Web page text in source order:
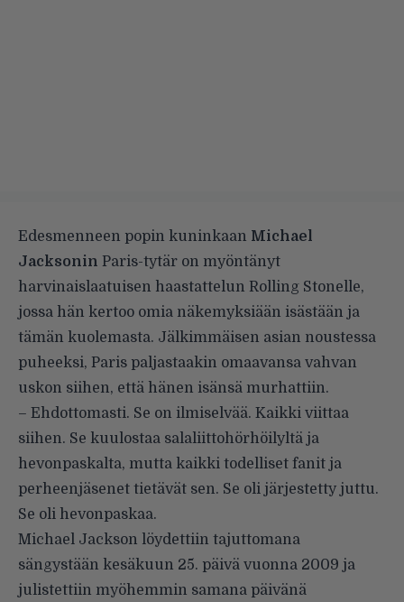
Edesmenneen popin kuninkaan Michael
Jacksonin Paris-tytär on myöntänyt
harvinaislaatuisen haastattelun Rolling Stonelle,
jossa hän kertoo omia näkemyksiään isästään ja
tämän kuolemasta. Jälkimmäisen asian noustessa
puheeksi, Paris paljastaakin omaavansa vahvan
uskon siihen, että hänen isänsä murhattiin.
– Ehdottomasti. Se on ilmiselvää. Kaikki viittaa
siihen. Se kuulostaa salaliittohörhöilyltä ja
hevonpaskalta, mutta kaikki todelliset fanit ja
perheenjäsenet tietävät sen. Se oli järjestetty juttu.
Se oli hevonpaskaa.
Michael Jackson löydettiin tajuttomana
sängystään kesäkuun 25. päivä vuonna 2009 ja
julistettiin myöhemmin samana päivänä